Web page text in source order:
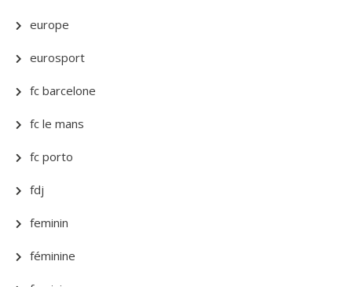
europe
eurosport
fc barcelone
fc le mans
fc porto
fdj
feminin
féminine